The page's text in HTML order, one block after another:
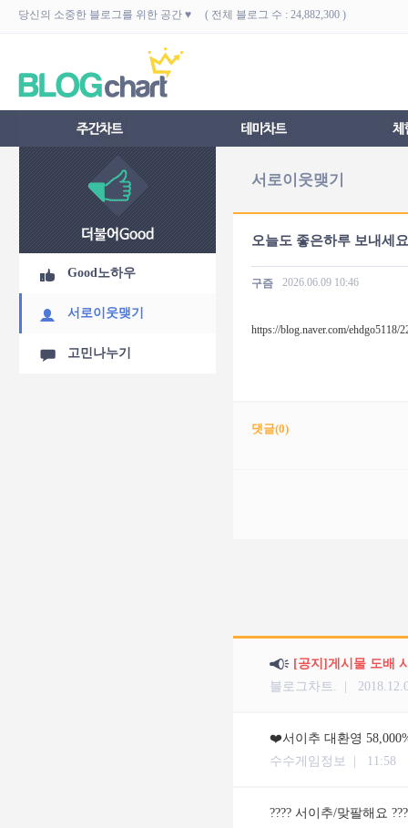
당신의 소중한 블로그를 위한 공간 ♥ ( 전체 블로그 수 : 24,882,300 )
Good노하우
서로이웃맺기
고민나누기
서로이웃맺기
오늘도 좋은하루 보내세요
구즘 2026.06.09 10:46
https://blog.naver.com/ehdgo5118/
댓글(0)
[공지]게시물 도배
블로그차트. |
❤️서이추 대환영
수수게임정보 |
11:58
???? 서이추/맞팔해요